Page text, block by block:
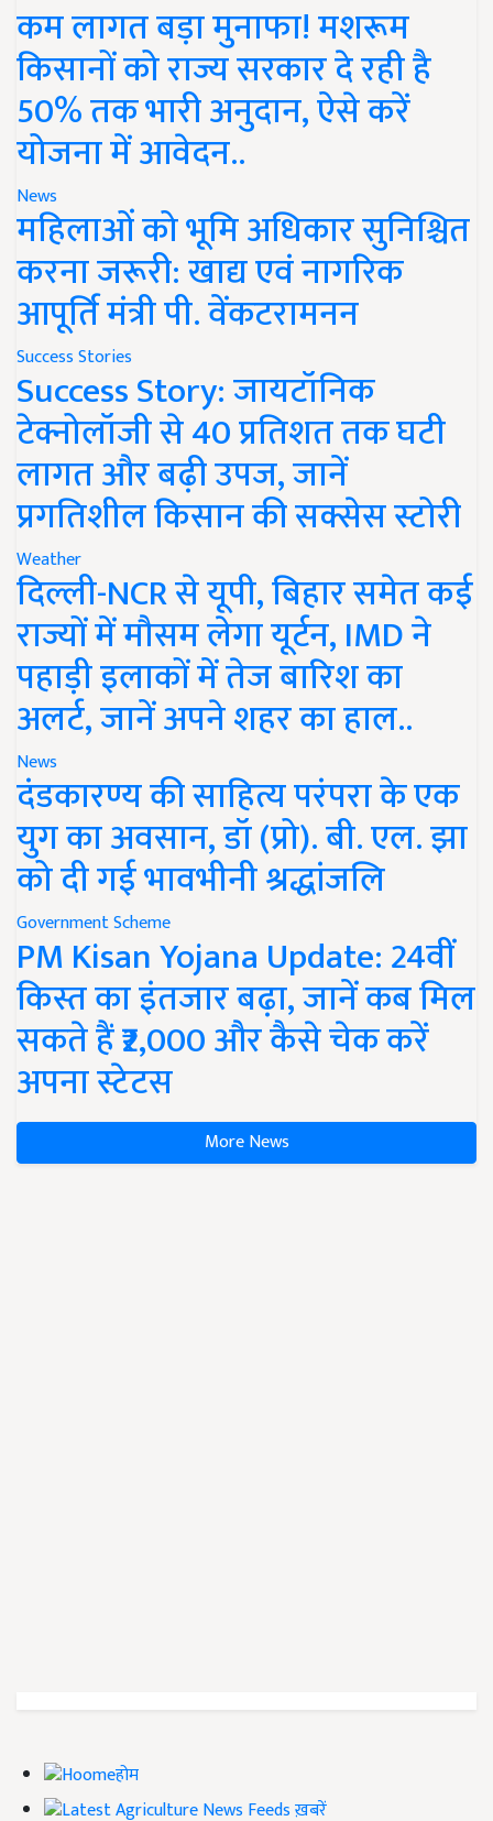
कम लागत बड़ा मुनाफा! मशरूम
किसानों को राज्य सरकार दे रही है
50% तक भारी अनुदान, ऐसे करें
योजना में आवेदन..
News
महिलाओं को भूमि अधिकार सुनिश्चित
करना जरूरी: खाद्य एवं नागरिक
आपूर्ति मंत्री पी. वेंकटरामनन
Success Stories
Success Story: जायटॉनिक
टेक्नोलॉजी से 40 प्रतिशत तक घटी
लागत और बढ़ी उपज, जानें
प्रगतिशील किसान की सक्सेस स्टोरी
Weather
दिल्ली-NCR से यूपी, बिहार समेत कई
राज्यों में मौसम लेगा यूर्टन, IMD ने
पहाड़ी इलाकों में तेज बारिश का
अलर्ट, जानें अपने शहर का हाल..
News
दंडकारण्य की साहित्य परंपरा के एक
युग का अवसान, डॉ (प्रो). बी. एल. झा
को दी गई भावभीनी श्रद्धांजलि
Government Scheme
PM Kisan Yojana Update: 24वीं
किस्त का इंतजार बढ़ा, जानें कब मिल
सकते हैं ₹2,000 और कैसे चेक करें
अपना स्टेटस
More News
होम
ख़बरें